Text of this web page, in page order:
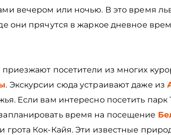
вечером или ночью. В это время
они прячутся в жаркое дневное
приезжают посетители из многих
. Экскурсии сюда устраивают даже из
Если вам интересно посетить парк
время на посещение
и грота Кок-Кайя. Эти известные